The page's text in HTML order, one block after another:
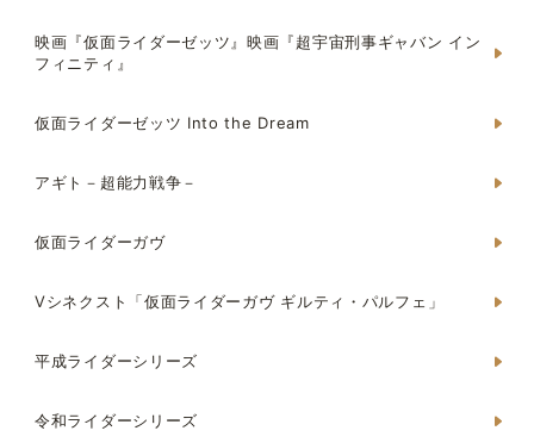
映画『仮面ライダーゼッツ』映画『超宇宙刑事ギャバン イン
フィニティ』
仮面ライダーゼッツ Into the Dream
アギト－超能力戦争－
仮面ライダーガヴ
Vシネクスト「仮面ライダーガヴ ギルティ・パルフェ」
平成ライダーシリーズ
令和ライダーシリーズ